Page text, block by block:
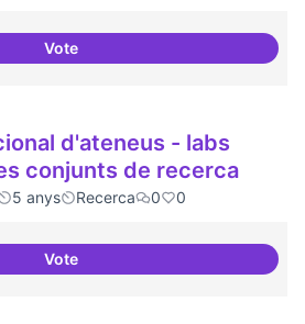
VoteErasmus Canòdrom
d'ateneus - labs
conjunts de recerca
5 anys Recerca 0 0
VoteXarxa internacional d'ateneus -